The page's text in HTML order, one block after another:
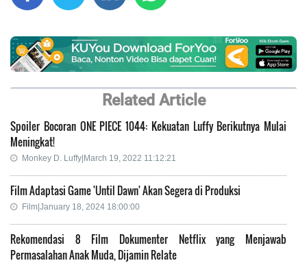
Related Article
Spoiler Bocoran ONE PIECE 1044: Kekuatan Luffy Berikutnya Mulai
Meningkat!
Monkey D. Luffy|March 19, 2022 11:12:21
Film Adaptasi Game 'Until Dawn' Akan Segera di Produksi
Film|January 18, 2024 18:00:00
Rekomendasi 8 Film Dokumenter Netflix yang Menjawab
Permasalahan Anak Muda, Dijamin Relate